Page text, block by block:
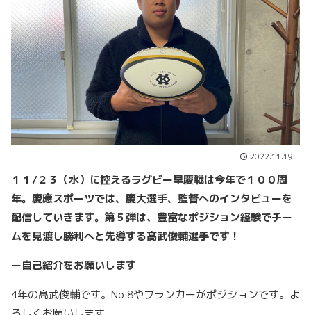
2022.11.19
１１/２３（水）に控えるラグビー早慶戦は今年で１００周
年。慶應スポーツでは、慶大選手、監督へのインタビューを
配信していきます。第５弾は、豊富なポジション経験でチー
ムを見渡し勝利へと先導する髙武俊輔選手です！
ー自己紹介をお願いします
4年の髙武俊輔です。 No.8やフランカーがポジションです。よ